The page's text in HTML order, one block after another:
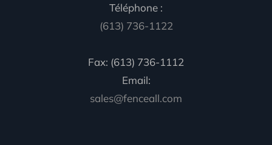
Téléphone :
(613) 736-1122
Fax: (613) 736-1112
Email:
sales@fenceall.com